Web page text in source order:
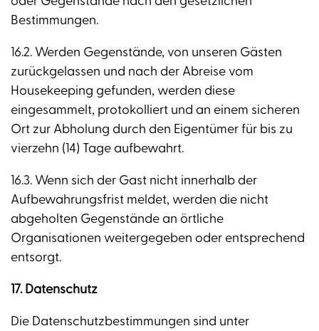
Bestimmungen.
16.2. Werden Gegenstände, von unseren Gästen
zurückgelassen und nach der Abreise vom
Housekeeping gefunden, werden diese
eingesammelt, protokolliert und an einem sicheren
Ort zur Abholung durch den Eigentümer für bis zu
vierzehn (14) Tage aufbewahrt.
16.3. Wenn sich der Gast nicht innerhalb der
Aufbewahrungsfrist meldet, werden die nicht
abgeholten Gegenstände an örtliche
Organisationen weitergegeben oder entsprechend
entsorgt.
17. Datenschutz
Die Datenschutzbestimmungen sind unter